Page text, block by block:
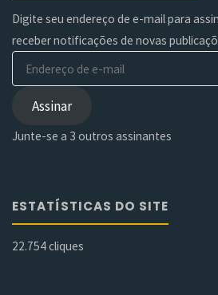
Digite seu endereço de e-mail para
receber notificações de novas
Endereço
de
Assinar
Junte-se a 3 outros assinantes
ESTATÍSTICAS DO SITE
22.754 cliques